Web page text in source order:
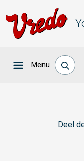
Menu
Deel